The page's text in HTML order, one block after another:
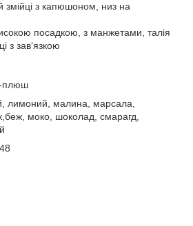
змійці з капюшоном, низ на
посадкою, з манжетами, талія
з зав‘язкою
плюш
лимоний, малина, марсала,
моко, шоколад, смарагд,